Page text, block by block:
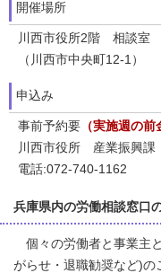
開催場所
川西市役所2階 相談室
（川西市中央町12-1）
申込み
事前予約要 （実施週の
川西市役所 産業振興課
電話:072-740-1162
兵庫県内の労働相談窓口
個々の労働者と事業主
がらせ・退職勧奨など)の